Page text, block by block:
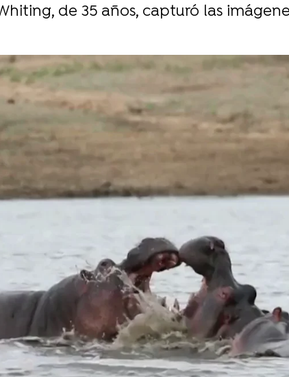
de 35 años, capturó las
WhatsappFacebook
X
en que un par de hipopótamos
frente a unos turistas atónitos